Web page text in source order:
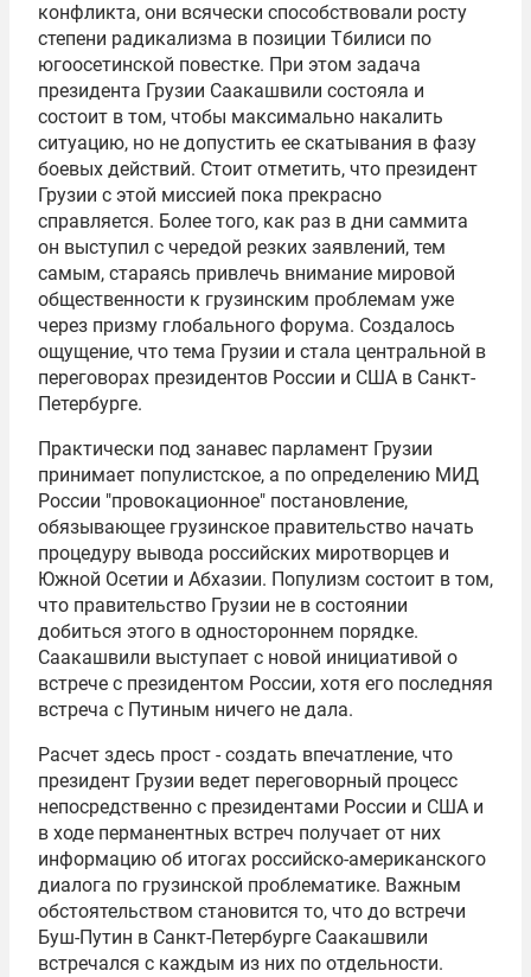
конфликта, они всячески способствовали росту
степени радикализма в позиции Тбилиси по
югоосетинской повестке. При этом задача
президента Грузии Саакашвили состояла и
состоит в том, чтобы максимально накалить
ситуацию, но не допустить ее скатывания в фазу
боевых действий. Стоит отметить, что президент
Грузии с этой миссией пока прекрасно
справляется. Более того, как раз в дни саммита
он выступил с чередой резких заявлений, тем
самым, стараясь привлечь внимание мировой
общественности к грузинским проблемам уже
через призму глобального форума. Создалось
ощущение, что тема Грузии и стала центральной в
переговорах президентов России и США в Санкт-
Петербурге.
Практически под занавес парламент Грузии
принимает популистское, а по определению МИД
России "провокационное" постановление,
обязывающее грузинское правительство начать
процедуру вывода российских миротворцев и
Южной Осетии и Абхазии. Популизм состоит в том,
что правительство Грузии не в состоянии
добиться этого в одностороннем порядке.
Саакашвили выступает с новой инициативой о
встрече с президентом России, хотя его последняя
встреча с Путиным ничего не дала.
Расчет здесь прост - создать впечатление, что
президент Грузии ведет переговорный процесс
непосредственно с президентами России и США и
в ходе перманентных встреч получает от них
информацию об итогах российско-американского
диалога по грузинской проблематике. Важным
обстоятельством становится то, что до встречи
Буш-Путин в Санкт-Петербурге Саакашвили
встречался с каждым из них по отдельности.